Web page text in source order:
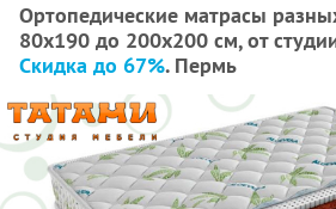
Ортопедические матрасы
80х190 до 200х200 см, от
Скидка до 67%. Пермь